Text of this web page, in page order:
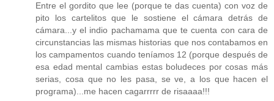
Entre el gordito que lee (porque te das cuenta) con voz de
pito los cartelitos que le sostiene el cámara detrás de
cámara...y el indio pachamama que te cuenta con cara de
circunstancias las mismas historias que nos contabamos en
los campamentos cuando teníamos 12 (porque después de
esa edad mental cambias estas boludeces por cosas más
serias, cosa que no les pasa, se ve, a los que hacen el
programa)...me hacen cagarrrrr de risaaaa!!!